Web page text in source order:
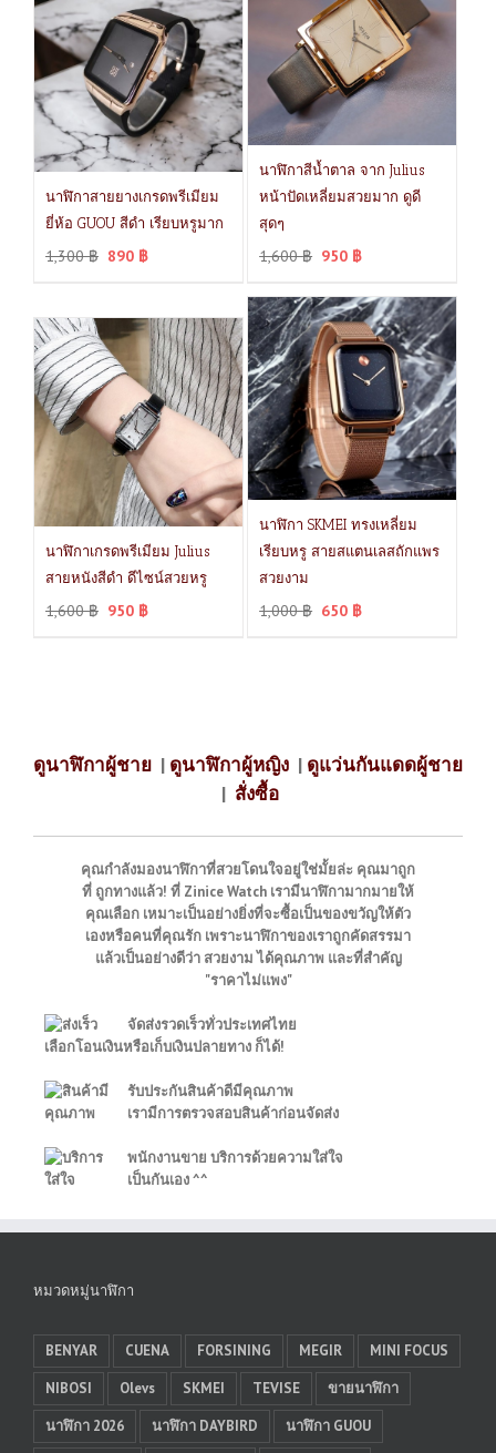
นาฬิกาสายยางเกรดพรีเมียม
ยี่ห้อ GUOU สีดำ เรียบหรูมาก
1,300฿ 890 ฿
นาฬิกาสีน้ำตาล จาก Julius
หน้าปัดเหลี่ยมสวยมาก ดูดี
สุดๆ
1,600฿ 950 ฿
นาฬิกาเกรดพรีเมียม Julius
สายหนังสีดำ ดีไซน์สวยหรู
1,600฿ 950 ฿
นาฬิกา SKMEI ทรงเหลี่ยม
เรียบหรู สายสแตนเลสถักแพร
สวยงาม
1,000฿ 650 ฿
ดูนาฬิกาผู้ชาย | ดูนาฬิกาผู้หญิง | ดูแว่นกันแดดผู้ชาย
| สั่งซื้อ
คุณกำลังมองนาฬิกาที่สวยโดนใจอยู่ใช่มั้ยล่ะ คุณมาถูก
ที่ ถูกทางแล้ว! ที่ Zinice Watch เรามีนาฬิกามากมายให้
คุณเลือก เหมาะเป็นอย่างยิ่งที่จะซื้อเป็นของขวัญให้ตัว
เองหรือคนที่คุณรัก เพราะนาฬิกาของเราถูกคัดสรรมา
แล้วเป็นอย่างดีว่า สวยงาม ได้คุณภาพ และที่สำคัญ
"ราคาไม่แพง"
จัดส่งรวดเร็วทั่วประเทศไทย
เลือกโอนเงินหรือเก็บเงินปลายทาง ก็ได้!
รับประกันสินค้าดีมีคุณภาพ
เรามีการตรวจสอบสินค้าก่อนจัดส่ง
พนักงานขาย บริการด้วยความใส่ใจ
เป็นกันเอง ^^
หมวดหมู่นาฬิกา
BENYAR CUENA FORSINING MEGIR
MINI FOCUS
NIBOSI
Olevs SKMEI TEVISE
ขายนาฬิกา
นาฬิกา 2026
นาฬิกา DAYBIRD
นาฬิกา GUOU